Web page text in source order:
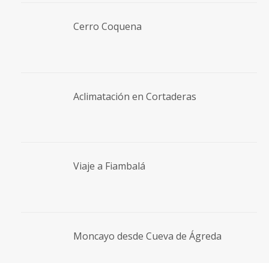
Cerro Coquena
Aclimatación en Cortaderas
Viaje a Fiambalá
Moncayo desde Cueva de Ágreda